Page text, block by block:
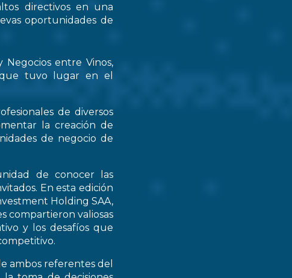
directivos en una
oportunidades de
entre Vinos,
tuvo lugar en el
de diversos
la creación de
de negocio de
de conocer las
En esta edición
Holding SAA,
compartieron valiosas
y los desafíos que
ambos referentes del